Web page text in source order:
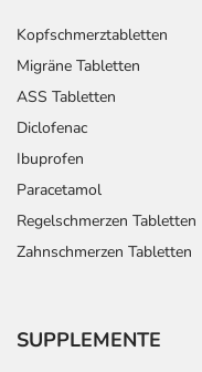
Kopfschmerztabletten
Migräne Tabletten
ASS Tabletten
Diclofenac
Ibuprofen
Paracetamol
Regelschmerzen Tabletten
Zahnschmerzen Tabletten
SUPPLEMENTE